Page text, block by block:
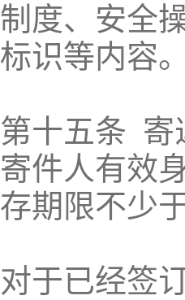
制度、安全
标识等内容。
第十五条 寄
寄件人有效
存期限不少
对于已经签